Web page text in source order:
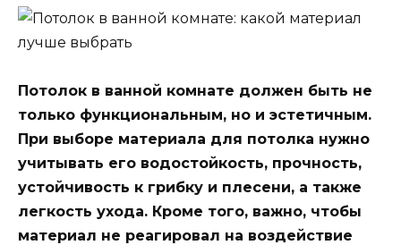
Потолок в ванной комнате должен быть не
только функциональным, но и эстетичным.
При выборе материала для потолка нужно
учитывать его водостойкость, прочность,
устойчивость к грибку и плесени, а также
легкость ухода. Кроме того, важно, чтобы
материал не реагировал на воздействие